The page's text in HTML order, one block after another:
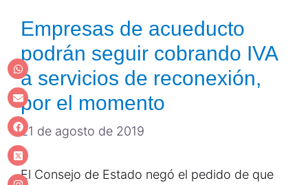
Empresas de acueducto
podrán seguir cobrando IVA
a servicios de reconexión,
por el momento
21 de agosto de 2019
El Consejo de Estado negó el pedido de que